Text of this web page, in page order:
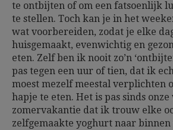
te ontbijten of om een fatsoenlijk
te stellen. Toch kan je in het
wat voorbereiden, zodat je elke
huisgemaakt, evenwichtig en
eten. Zelf ben ik nooit zo’n
pas tegen een uur of tien, dat ik
moest mezelf meestal verplichten
hapje te eten. Het is pas sinds onze
zomervakantie dat ik trouw elke
zelfgemaakte yoghurt naar